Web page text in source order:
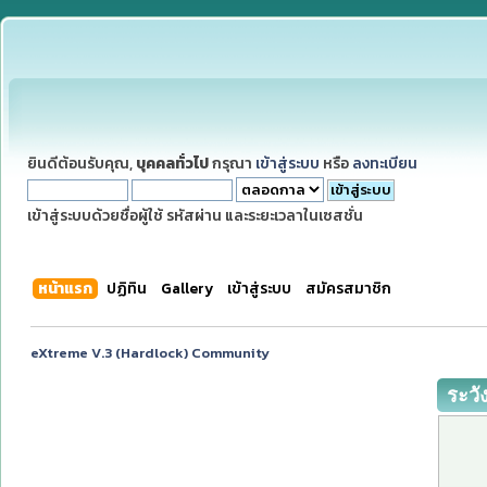
ยินดีต้อนรับคุณ, บุคคลทั่วไปกรุณา เข้าสู่ระบบ หรือ ลงทะเบียน
เข้าสู่ระบบด้วยชื่อผู้ใช้ รหัสผ่าน และระยะเวลาในเซสชั่น
หน้าแรก ปฏิทิน Gallery เข้าสู่ระบบ สมัครสมาชิก
eXtreme V.3 (Hardlock) Community
ระวั